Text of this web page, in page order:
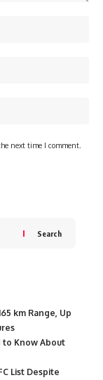
next time I comment.
Search
km Range, Up
to Know About
List Despite